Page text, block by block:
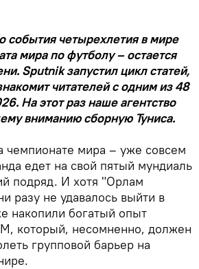
события четырехлетия в мире
мира по футболу – остается
Sputnik запустил цикл статей,
читателей с одним из 48
На этот раз наше агентство
вниманию сборную Туниса.
чемпионате мира – уже совсем
едет на свой пятый мундиаль
подряд. И хотя "Орлам
разу не удавалось выйти в
накопили богатый опыт
который, несомненно, должен
групповой барьер на